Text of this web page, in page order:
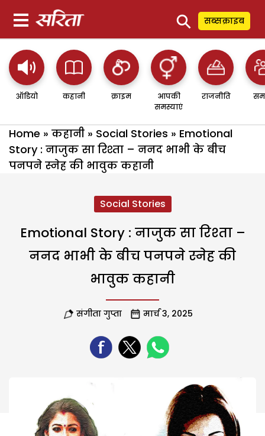
⚲ सब्सक्राइब
ऑडियो कहानी क्राइम
आपकी
समस्याएं
राजनीति
Home » कहानी » Social Stories » Emotional
Story : नाजुक सा रिश्ता – ननद भाभी के बीच
पनपने स्नेह की भावुक कहानी
Social Stories
Emotional Story : नाजुक सा रिश्ता –
ननद भाभी के बीच पनपने स्नेह की
भावुक कहानी
संगीता गुप्ता मार्च 3, 2025